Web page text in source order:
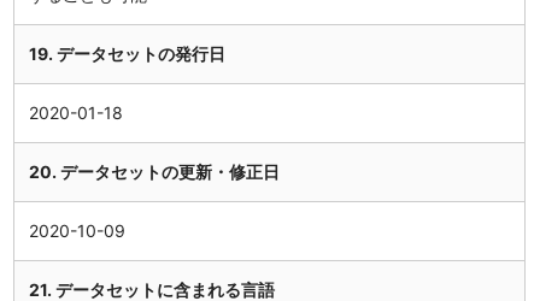
19. データセットの発行日
2020-01-18
20. データセットの更新・修正日
2020-10-09
21. データセットに含まれる言語